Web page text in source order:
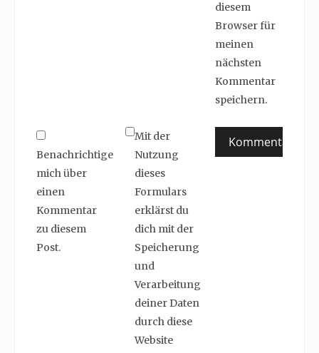
diesem
Browser für
meinen
nächsten
Kommentar
speichern.
Benachrichtige
mich über
einen
Kommentar
zu diesem
Post.
Mit der
Nutzung
dieses
Formulars
erklärst du
dich mit der
Speicherung
und
Verarbeitung
deiner Daten
durch diese
Website